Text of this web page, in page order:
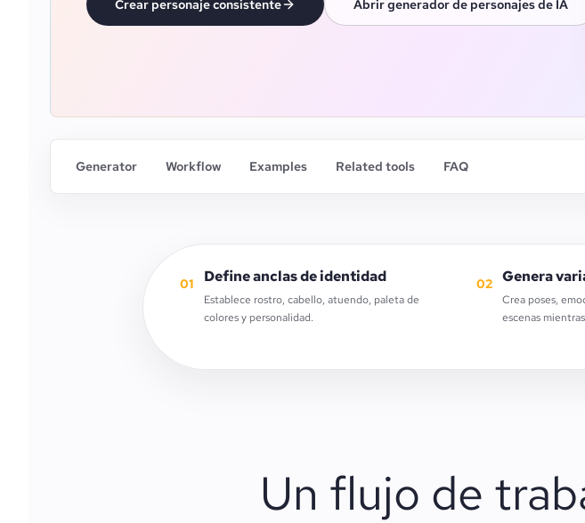
Crear personaje consistente Abrir generador de personajes de IA
Generator Workflow Examples Related tools FAQ
01 Define anclas de identidad
Establece rostro, cabello, atuendo, paleta de
colores y personalidad.
02 Genera
Crea poses,
escenas
Un flujo de